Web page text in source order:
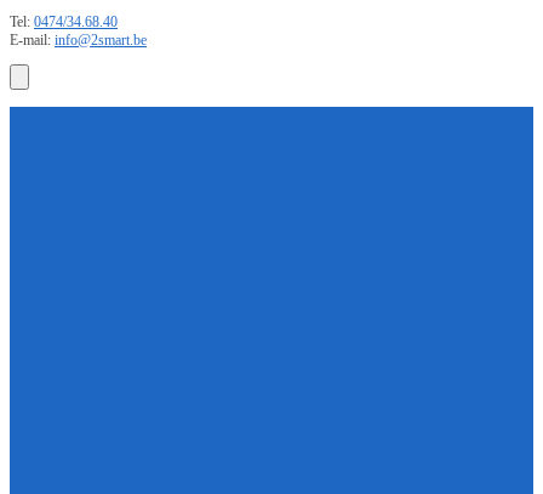
Tel: 0474/34.68.40
E-mail: info@2smart.be